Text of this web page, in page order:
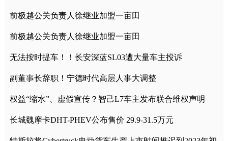
前极越公关负责人徐继业加盟一亩田
前极越公关负责人徐继业加盟一亩田
无法按时提车！！长安深蓝SL03遭大量车主投诉
副董事长辞职！宁德时代高层人事大调整
权益“缩水”、虚假宣传？智己L7车主发布联合维权声明
长城魏摩卡DHT-PHEV公布售价 29.9-31.5万元